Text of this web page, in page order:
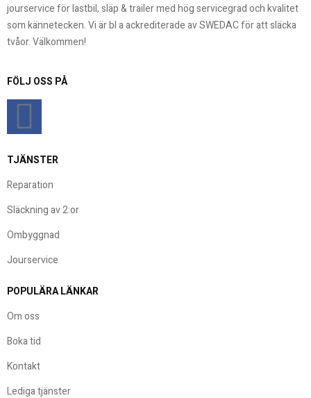
jourservice för lastbil, släp & trailer med hög servicegrad och kvalitet
som kännetecken. Vi är bl a ackrediterade av SWEDAC för att släcka
tvåor. Välkommen!
FÖLJ OSS PÅ
TJÄNSTER
Reparation
Släckning av 2:or
Ombyggnad
Jourservice
POPULÄRA LÄNKAR
Om oss
Boka tid
Kontakt
Lediga tjänster